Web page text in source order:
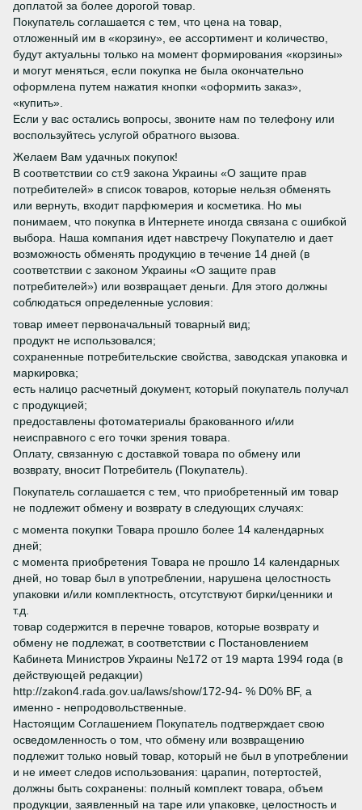
доплатой за более дорогой товар.
Покупатель соглашается с тем, что цена на товар,
отложенный им в «корзину», ее ассортимент и количество,
будут актуальны только на момент формирования «корзины»
и могут меняться, если покупка не была окончательно
оформлена путем нажатия кнопки «оформить заказ»,
«купить».
Если у вас остались вопросы, звоните нам по телефону или
воспользуйтесь услугой обратного вызова.
Желаем Вам удачных покупок!
В соответствии со ст.9 закона Украины «О защите прав
потребителей» в список товаров, которые нельзя обменять
или вернуть, входит парфюмерия и косметика. Но мы
понимаем, что покупка в Интернете иногда связана с ошибкой
выбора. Наша компания идет навстречу Покупателю и дает
возможность обменять продукцию в течение 14 дней (в
соответствии с законом Украины «О защите прав
потребителей») или возвращает деньги. Для этого должны
соблюдаться определенные условия:
товар имеет первоначальный товарный вид;
продукт не использовался;
сохраненные потребительские свойства, заводская упаковка и
маркировка;
есть налицо расчетный документ, который покупатель получал
с продукцией;
предоставлены фотоматериалы бракованного и/или
неисправного с его точки зрения товара.
Оплату, связанную с доставкой товара по обмену или
возврату, вносит Потребитель (Покупатель).
Покупатель соглашается с тем, что приобретенный им товар
не подлежит обмену и возврату в следующих случаях:
с момента покупки Товара прошло более 14 календарных
дней;
с момента приобретения Товара не прошло 14 календарных
дней, но товар был в употреблении, нарушена целостность
упаковки и/или комплектность, отсутствуют бирки/ценники и
т.д.
товар содержится в перечне товаров, которые возврату и
обмену не подлежат, в соответствии с Постановлением
Кабинета Министров Украины №172 от 19 марта 1994 года (в
действующей редакции)
http://zakon4.rada.gov.ua/laws/show/172-94- % D0% BF, а
именно - непродовольственные.
Настоящим Соглашением Покупатель подтверждает свою
осведомленность о том, что обмену или возвращению
подлежит только новый товар, который не был в употреблении
и не имеет следов использования: царапин, потертостей,
должны быть сохранены: полный комплект товара, объем
продукции, заявленный на таре или упаковке, целостность и